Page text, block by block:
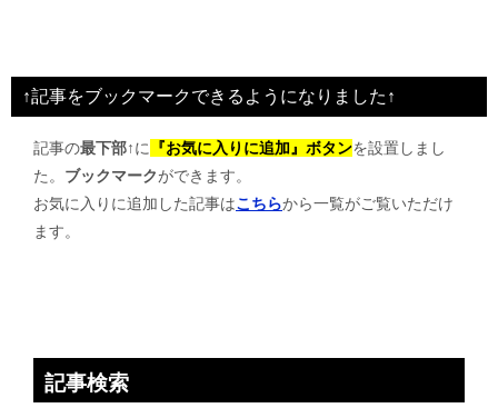
↑記事をブックマークできるようになりました↑
記事の最下部↑に 『お気に入りに追加』ボタンを設置しまし
た。 ブックマークができます。
お気に入りに追加した記事はこちらから一覧がご覧いただけ
ます。
記事検索